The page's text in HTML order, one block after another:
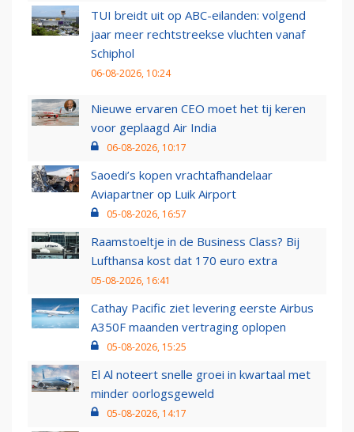
TUI breidt uit op ABC-eilanden: volgend
jaar meer rechtstreekse vluchten vanaf
Schiphol
06-08-2026, 10:24
Nieuwe ervaren CEO moet het tij keren
voor geplaagd Air India
06-08-2026, 10:17
Saoedi’s kopen vrachtafhandelaar
Aviapartner op Luik Airport
05-08-2026, 16:57
Raamstoeltje in de Business Class? Bij
Lufthansa kost dat 170 euro extra
05-08-2026, 16:41
Cathay Pacific ziet levering eerste Airbus
A350F maanden vertraging oplopen
05-08-2026, 15:25
El Al noteert snelle groei in kwartaal met
minder oorlogsgeweld
05-08-2026, 14:17